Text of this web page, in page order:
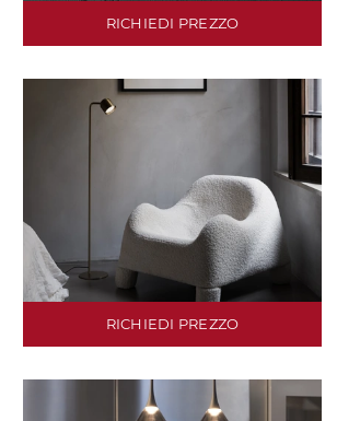
RICHIEDI PREZZO
RICHIEDI PREZZO